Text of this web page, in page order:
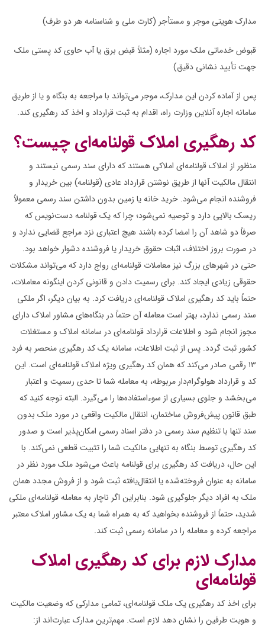
مدارک هویتی موجر و مستأجر (کارت ملی و شناسنامه هر دو طرف)
قبوض خدماتی ملک مورد اجاره (مثلاً قبض برق یا آب حاوی کد پستی ملک
جهت تأیید نشانی دقیق)
پس از آماده کردن این مدارک، موجر می‌تواند با مراجعه به بنگاه و یا از طریق
سامانه اجاره آنلاین وزارت راه، اقدام به ثبت قرارداد و اخذ کد رهگیری کند.
کد رهگیری املاک قولنامه‌ای چیست؟
منظور از املاک قولنامه‌ای املاکی هستند که دارای سند رسمی نیستند و
انتقال مالکیت آنها از طریق نوشتن قرارداد عادی (قولنامه) بین خریدار و
فروشنده انجام می‌شود. خرید خانه یا زمین بدون داشتن سند رسمی معمولاً
ریسک بالایی دارد و توصیه نمی‌شود؛ چرا که یک قولنامه دست‌نویس که
صرفاً دو شاهد آن را امضا کرده باشند هیچ اعتباری نزد مراجع قضایی ندارد و
در صورت بروز اختلاف، اثبات حقوق خریدار یا فروشنده دشوار خواهد بود.
حتی در شهرهای بزرگ نیز معاملات قولنامه‌ای رواج دارد که می‌تواند مشکلات
حقوقی زیادی ایجاد کند. برای رسمیت دادن و قانونی کردن اینگونه معاملات،
حتماً باید کد رهگیری املاک قولنامه‌ای دریافت کرد. به بیان دیگر، اگر ملکی
سند رسمی ندارد، بهتر است معامله آن حتماً در بنگاه‌های مشاور املاک دارای
مجوز انجام شود و اطلاعات قرارداد قولنامه‌ای در سامانه املاک و مستغلات
کشور ثبت گردد. پس از ثبت اطلاعات، سامانه یک کد رهگیری منحصر به فرد
۱۳ رقمی صادر می‌کند که همان کد رهگیری ویژه املاک قولنامه‌ای است. این
کد و قرارداد هولوگرام‌دار مربوطه، به معامله شما تا حدی رسمیت و اعتبار
می‌بخشد و جلوی بسیاری از سوءاستفاده‌ها را می‌گیرد. البته توجه کنید که
طبق قانون پیش‌فروش ساختمان، انتقال مالکیت واقعی در مورد ملک بدون
سند تنها با تنظیم سند رسمی در دفتر اسناد رسمی امکان‌پذیر است و صدور
کد رهگیری توسط بنگاه به تنهایی مالکیت شما را تثبیت قطعی نمی‌کند. با
این حال، دریافت کد رهگیری برای قولنامه باعث می‌شود ملک مورد نظر در
سامانه به عنوان فروخته‌شده یا انتقال‌یافته ثبت شود و از فروش مجدد همان
ملک به افراد دیگر جلوگیری شود. بنابراین اگر ناچار به معامله قولنامه‌ای ملکی
شدید، حتماً از فروشنده بخواهید که به همراه شما به یک مشاور املاک معتبر
مراجعه کرده و معامله را در سامانه رسمی ثبت کند.
مدارک لازم برای کد رهگیری املاک
قولنامه‌ای
برای اخذ کد رهگیری یک ملک قولنامه‌ای، تمامی مدارکی که وضعیت مالکیت
و هویت طرفین را نشان دهد لازم است. مهم‌ترین مدارک عبارت‌اند از: